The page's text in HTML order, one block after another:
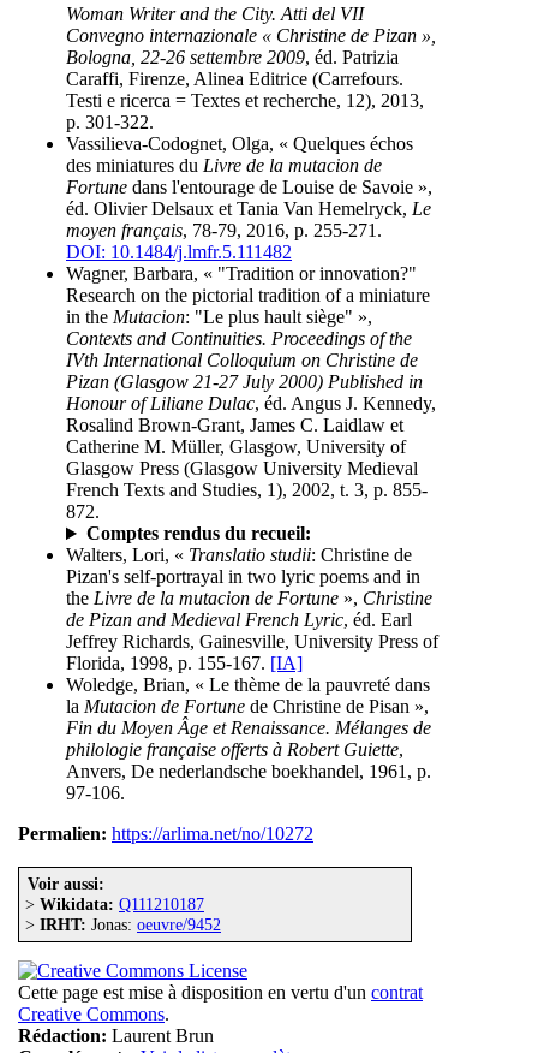
Woman Writer and the City. Atti del VII
Convegno internazionale « Christine de Pizan »,
Bologna, 22-26 settembre 2009, éd. Patrizia
Caraffi, Firenze, Alinea Editrice (Carrefours.
Testi e ricerca = Textes et recherche, 12), 2013,
p. 301-322.
Vassilieva-Codognet, Olga, « Quelques échos
des miniatures du Livre de la mutacion de
Fortune dans l'entourage de Louise de Savoie »,
éd. Olivier Delsaux et Tania Van Hemelryck, Le
moyen français, 78-79, 2016, p. 255-271.
DOI: 10.1484/j.lmfr.5.111482
Wagner, Barbara, « "Tradition or innovation?"
Research on the pictorial tradition of a miniature
in the Mutacion: "Le plus hault siège" »,
Contexts and Continuities. Proceedings of the
IVth International Colloquium on Christine de
Pizan (Glasgow 21-27 July 2000) Published in
Honour of Liliane Dulac, éd. Angus J. Kennedy,
Rosalind Brown-Grant, James C. Laidlaw et
Catherine M. Müller, Glasgow, University of
Glasgow Press (Glasgow University Medieval
French Texts and Studies, 1), 2002, t. 3, p. 855-
872.
Comptes rendus du recueil:
Walters, Lori, « Translatio studii: Christine de
Pizan's self-portrayal in two lyric poems and in
the Livre de la mutacion de Fortune », Christine
de Pizan and Medieval French Lyric, éd. Earl
Jeffrey Richards, Gainesville, University Press of
Florida, 1998, p. 155-167. [IA]
Woledge, Brian, « Le thème de la pauvreté dans
la Mutacion de Fortune de Christine de Pisan »,
Fin du Moyen Âge et Renaissance. Mélanges de
philologie française offerts à Robert Guiette,
Anvers, De nederlandsche boekhandel, 1961, p.
97-106.
Permalien: https://arlima.net/no/10272
Voir aussi:
> Wikidata: Q111210187
> IRHT: Jonas: oeuvre/9452
Cette page est mise à disposition en vertu d'un contrat
Creative Commons.
Rédaction: Laurent Brun